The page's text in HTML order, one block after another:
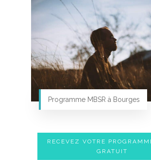
Programme MBSR à Bourges
RECEVEZ VOTRE
GRATUIT